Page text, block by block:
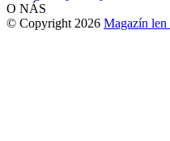
O NÁS
© Copyright 2026 Magazín len